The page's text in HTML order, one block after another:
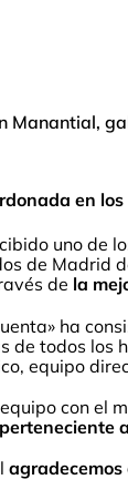
Manantial,
en
uno de
de Madrid
de la
ha
todos los
equipo
con el